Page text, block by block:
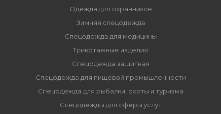
Одежда для охранников
Зимняя спецодежда
Спецодежда для медицины
Трикотажные изделия
Спецодежда защитная
Спецодежда для пищевой промышленности
Спецодежда для рыбалки, охоты и туризма
Спецодежды для сферы услуг